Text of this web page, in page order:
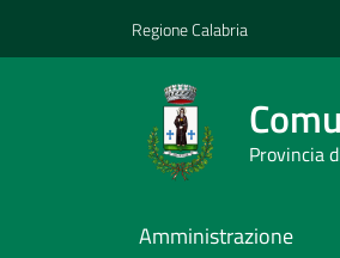
Regione Calabria
Provincia
Amministrazione